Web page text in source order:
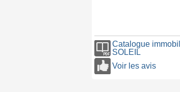
Catalogue
SOLEIL
Voir les avis